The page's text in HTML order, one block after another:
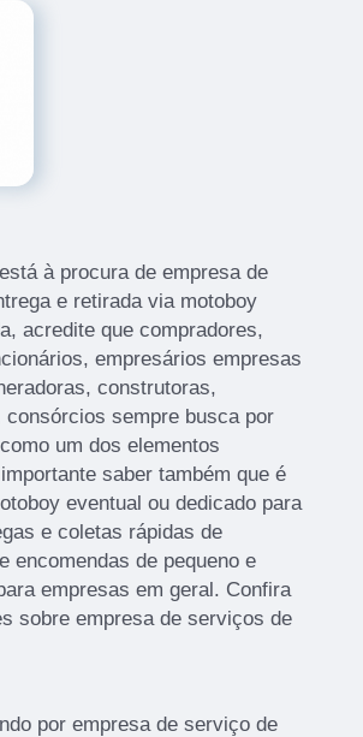
à procura de empresa de
e retirada via motoboy
acredite que compradores,
empresários empresas
construtoras,
consórcios sempre busca por
um dos elementos
saber também que é
eventual ou dedicado para
e coletas rápidas de
encomendas de pequeno e
empresas em geral. Confira
sobre empresa de serviços de
por empresa de serviço de